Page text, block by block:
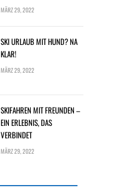
MÄRZ 29, 2022
SKI URLAUB MIT HUND? NA
KLAR!
MÄRZ 29, 2022
SKIFAHREN MIT FREUNDEN –
EIN ERLEBNIS, DAS
VERBINDET
MÄRZ 29, 2022